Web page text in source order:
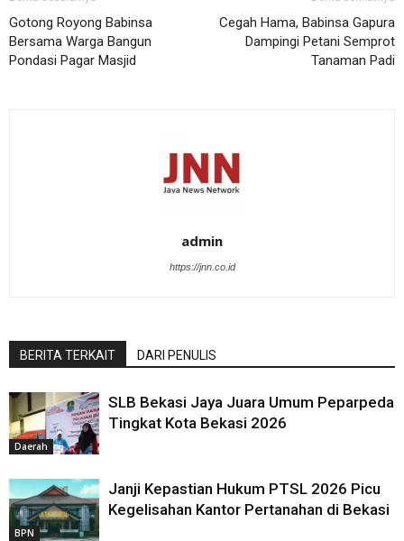
Gotong Royong Babinsa
Bersama Warga Bangun
Pondasi Pagar Masjid
Cegah Hama, Babinsa Gapura
Dampingi Petani Semprot
Tanaman Padi
admin
https://jnn.co.id
BERITA TERKAIT DARI PENULIS
Daerah
SLB Bekasi Jaya Juara Umum Peparpeda
Tingkat Kota Bekasi 2026
BPN
Janji Kepastian Hukum PTSL 2026 Picu
Kegelisahan Kantor Pertanahan di Bekasi